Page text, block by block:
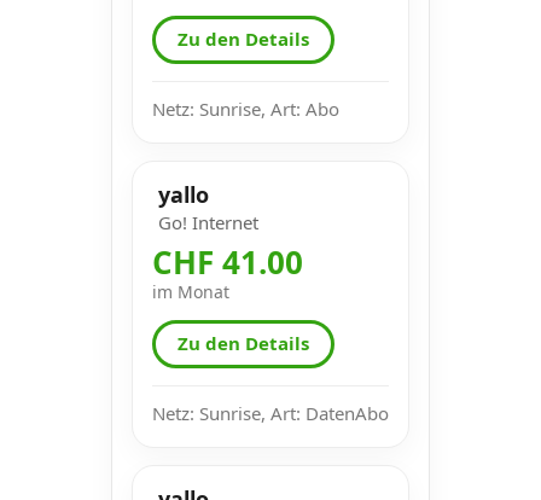
Zu den Details
Netz: Sunrise, Art: Abo
yallo
Go! Internet
CHF 41.00
im Monat
Zu den Details
Netz: Sunrise, Art: DatenAbo